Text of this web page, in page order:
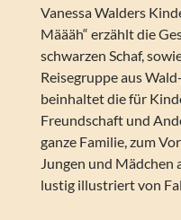
Vanessa Walders
Määäh“ erzählt die
schwarzen Schaf,
Reisegruppe aus
beinhaltet die für
Freundschaft und
ganze Familie, zum
Jungen und Mädchen
lustig illustriert von